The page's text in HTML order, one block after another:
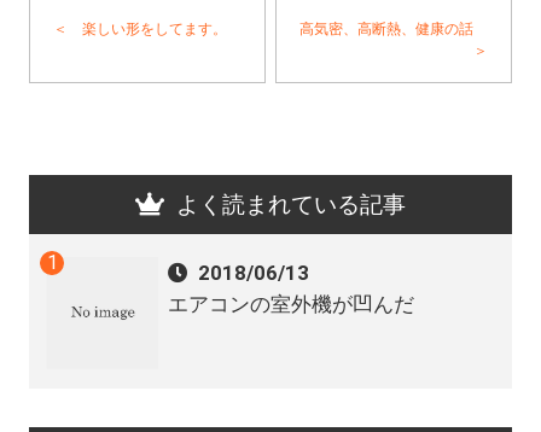
＜ 楽しい形をしてます。
高気密、高断熱、健康の話
＞
よく読まれている記事
2018/06/13
エアコンの室外機が凹んだ